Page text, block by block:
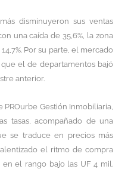
disminuyeron sus ventas
una caída de 35,6%, la zona
Por su parte, el mercado
el de departamentos bajó
anterior.
Gestión Inmobiliaria,
tasas, acompañado de una
se traduce en precios más
el ritmo de compra
el rango bajo las UF 4 mil.